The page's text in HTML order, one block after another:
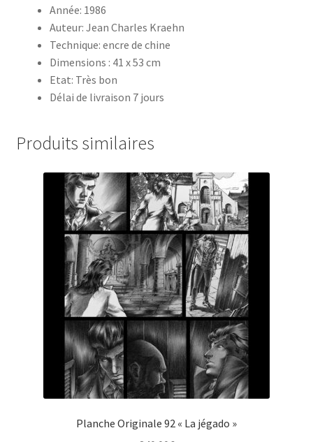
Année: 1986
Auteur: Jean Charles Kraehn
Technique: encre de chine
Dimensions : 41 x 53 cm
Etat: Très bon
Délai de livraison 7 jours
Produits similaires
Planche Originale 92 « La jégado »